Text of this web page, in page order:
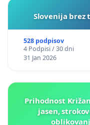
Slovenija brez
528 podpisov
4 Podpisi / 30 dni
31 Jan 2026
Prihodnost
jasen,